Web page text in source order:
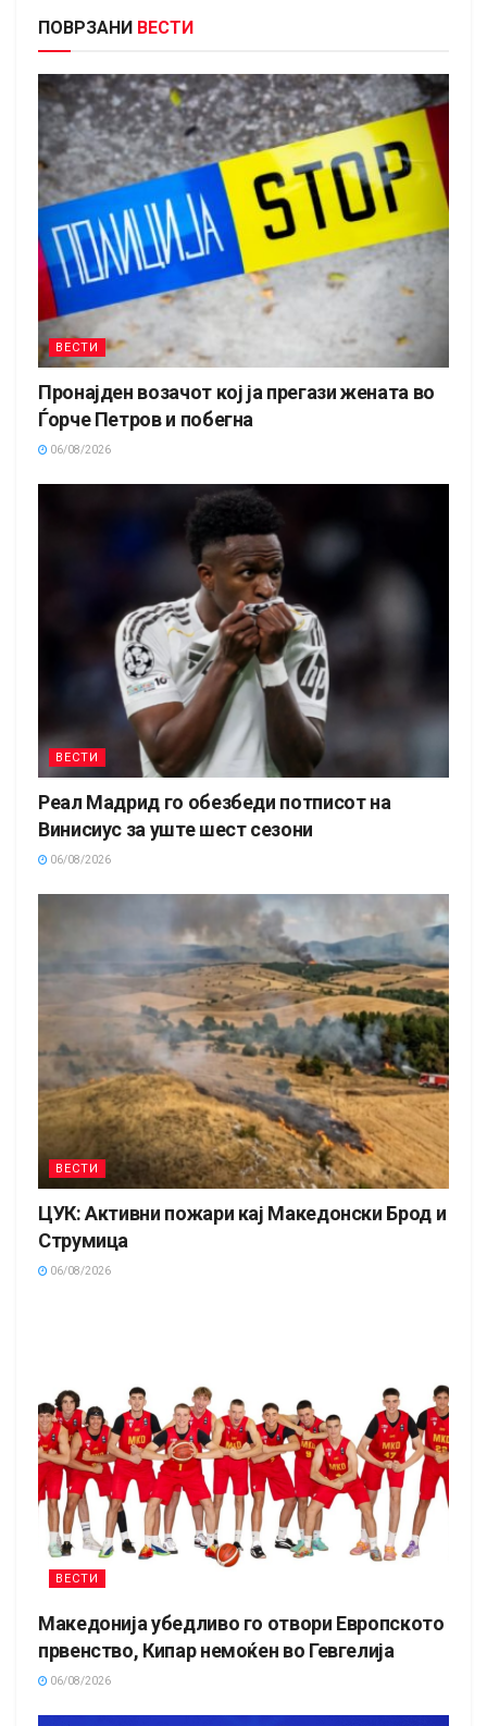
ПОВРЗАНИ ВЕСТИ
ВЕСТИ
Пронајден возачот кој ја прегази жената во
Ѓорче Петров и побегна
06/08/2026
ВЕСТИ
Реал Мадрид го обезбеди потписот на
Винисиус за уште шест сезони
06/08/2026
ВЕСТИ
ЦУК: Активни пожари кај Македонски Брод и
Струмица
06/08/2026
ВЕСТИ
Македонија убедливо го отвори Европското
првенство, Кипар немоќен во Гевгелија
06/08/2026